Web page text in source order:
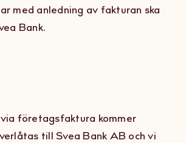
med anledning av fakturan ska
Bank.
företagsfaktura kommer
till Svea Bank AB och vi